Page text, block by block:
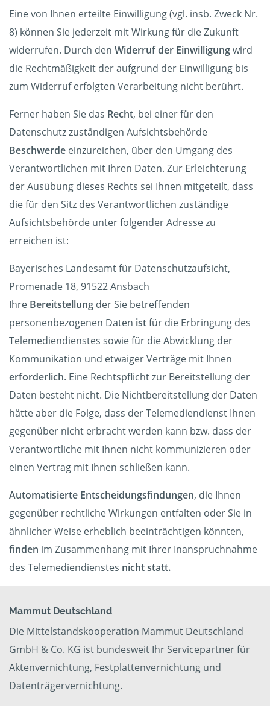
Eine von Ihnen erteilte Einwilligung (vgl. insb. Zweck Nr.
8) können Sie jederzeit mit Wirkung für die Zukunft
widerrufen. Durch den Widerruf der Einwilligungwird
die Rechtmäßigkeit der aufgrund der Einwilligung bis
zum Widerruf erfolgten Verarbeitung nicht berührt.
Ferner haben Sie das Recht, bei einer für den
Datenschutz zuständigen Aufsichtsbehörde
Beschwerde einzureichen, über den Umgang des
Verantwortlichen mit Ihren Daten. Zur Erleichterung
der Ausübung dieses Rechts sei Ihnen mitgeteilt, dass
die für den Sitz des Verantwortlichen zuständige
Aufsichtsbehörde unter folgender Adresse zu
erreichen ist:
Bayerisches Landesamt für Datenschutzaufsicht,
Promenade 18, 91522 Ansbach
Ihre Bereitstellung der Sie betreffenden
personenbezogenen Daten istfür die Erbringung des
Telemediendienstes sowie für die Abwicklung der
Kommunikation und etwaiger Verträge mit Ihnen
erforderlich. Eine Rechtspflicht zur Bereitstellung der
Daten besteht nicht. Die Nichtbereitstellung der Daten
hätte aber die Folge, dass der Telemediendienst Ihnen
gegenüber nicht erbracht werden kann bzw. dass der
Verantwortliche mit Ihnen nicht kommunizieren oder
einen Vertrag mit Ihnen schließen kann.
Automatisierte Entscheidungsfindungen, die Ihnen
gegenüber rechtliche Wirkungen entfalten oder Sie in
ähnlicher Weise erheblich beeinträchtigen könnten,
finden im Zusammenhang mit Ihrer Inanspruchnahme
des Telemediendienstes nicht statt.
Mammut Deutschland
Die Mittelstandskooperation Mammut Deutschland
GmbH & Co. KG ist bundesweit Ihr Servicepartner für
Aktenvernichtung, Festplattenvernichtung und
Datenträgervernichtung.